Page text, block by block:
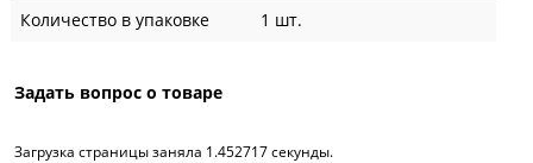
Количество в упаковке
1 шт.
Задать вопрос о товаре
Загрузка страницы заняла 1.452717 секунды.